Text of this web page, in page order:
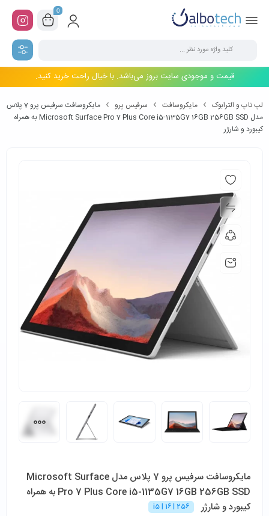
0
قیمت و موجودی سایت بروز می‌باشد. با خیال راحت خرید کنید.
لپ تاپ و الترابوک مایکروسافت سرفیس پرو
مایکروسافت سرفیس پرو 7 پلاس
مدل Microsoft Surface Pro 7 Plus Core i5-1135G7 16GB 256GB SSD به همراه
کیبورد و شارژر
مایکروسافت سرفیس پرو 7 پلاس مدل Microsoft Surface
Pro 7 Plus Core i5-1135G7 16GB 256GB SSD به همراه
کیبورد و شارژر
i5 | 16 | 256